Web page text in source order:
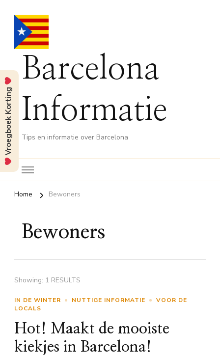
Barcelona
Informatie
Tips en informatie over Barcelona
Home Bewoners
Bewoners
Showing: 1 RESULTS
IN DE WINTER NUTTIGE INFORMATIE
VOOR DE
LOCALS
Hot! Maakt de mooiste
kiekjes in Barcelona!
Vroegboek Korting